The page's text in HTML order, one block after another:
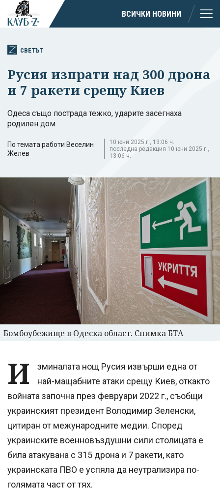
ВСИЧКИ НОВИНИ
СВЕТЪТ
Русия изпрати над 300 дрона
и 7 ракети срещу Киев
Одеса също пострада тежко, ударите засегнаха
родилен дом
По темата работи Веселин
Желев
10 юни 2025 г., 13:06 ч.
последна редакция 10 юни 2025 г.,
13:06 ч.
Бомбоубежище в Одеска област. Снимка БТА
И
зминалата нощ Русия извърши една от
най-мащабните атаки срещу Киев, откакто
войната започна през февруари 2022 г., съобщи
украинският президент Володимир Зеленски,
цитиран от межународните медии. Според
украинските военновъздушни сили столицата е
била атакувана с 315 дрона и 7 ракети, като
украинската ПВО е успяла да неутрализира по-
голямата част от тях.